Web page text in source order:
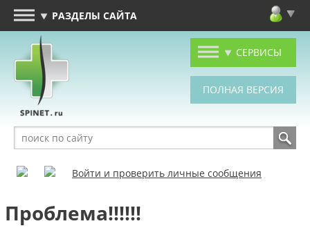
РАЗДЕЛЫ САЙТА
СЕРВИСЫ
Войти и проверить личные сообщения
Проблема!!!!!!